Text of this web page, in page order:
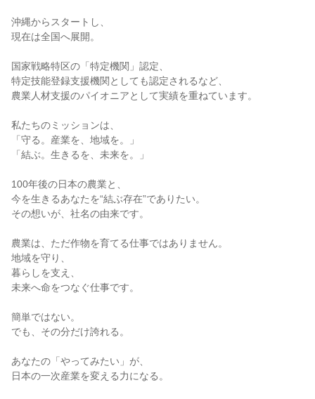
沖縄からスタートし、
現在は全国へ展開。
国家戦略特区の「特定機関」認定、
特定技能登録支援機関としても認定されるなど、
農業人材支援のパイオニアとして実績を重ねています。
私たちのミッションは、
「守る。産業を、地域を。」
「結ぶ。生きるを、未来を。」
100年後の日本の農業と、
今を生きるあなたを“結ぶ存在”でありたい。
その想いが、社名の由来です。
農業は、ただ作物を育てる仕事ではありません。
地域を守り、
暮らしを支え、
未来へ命をつなぐ仕事です。
簡単ではない。
でも、その分だけ誇れる。
あなたの「やってみたい」が、
日本の一次産業を変える力になる。